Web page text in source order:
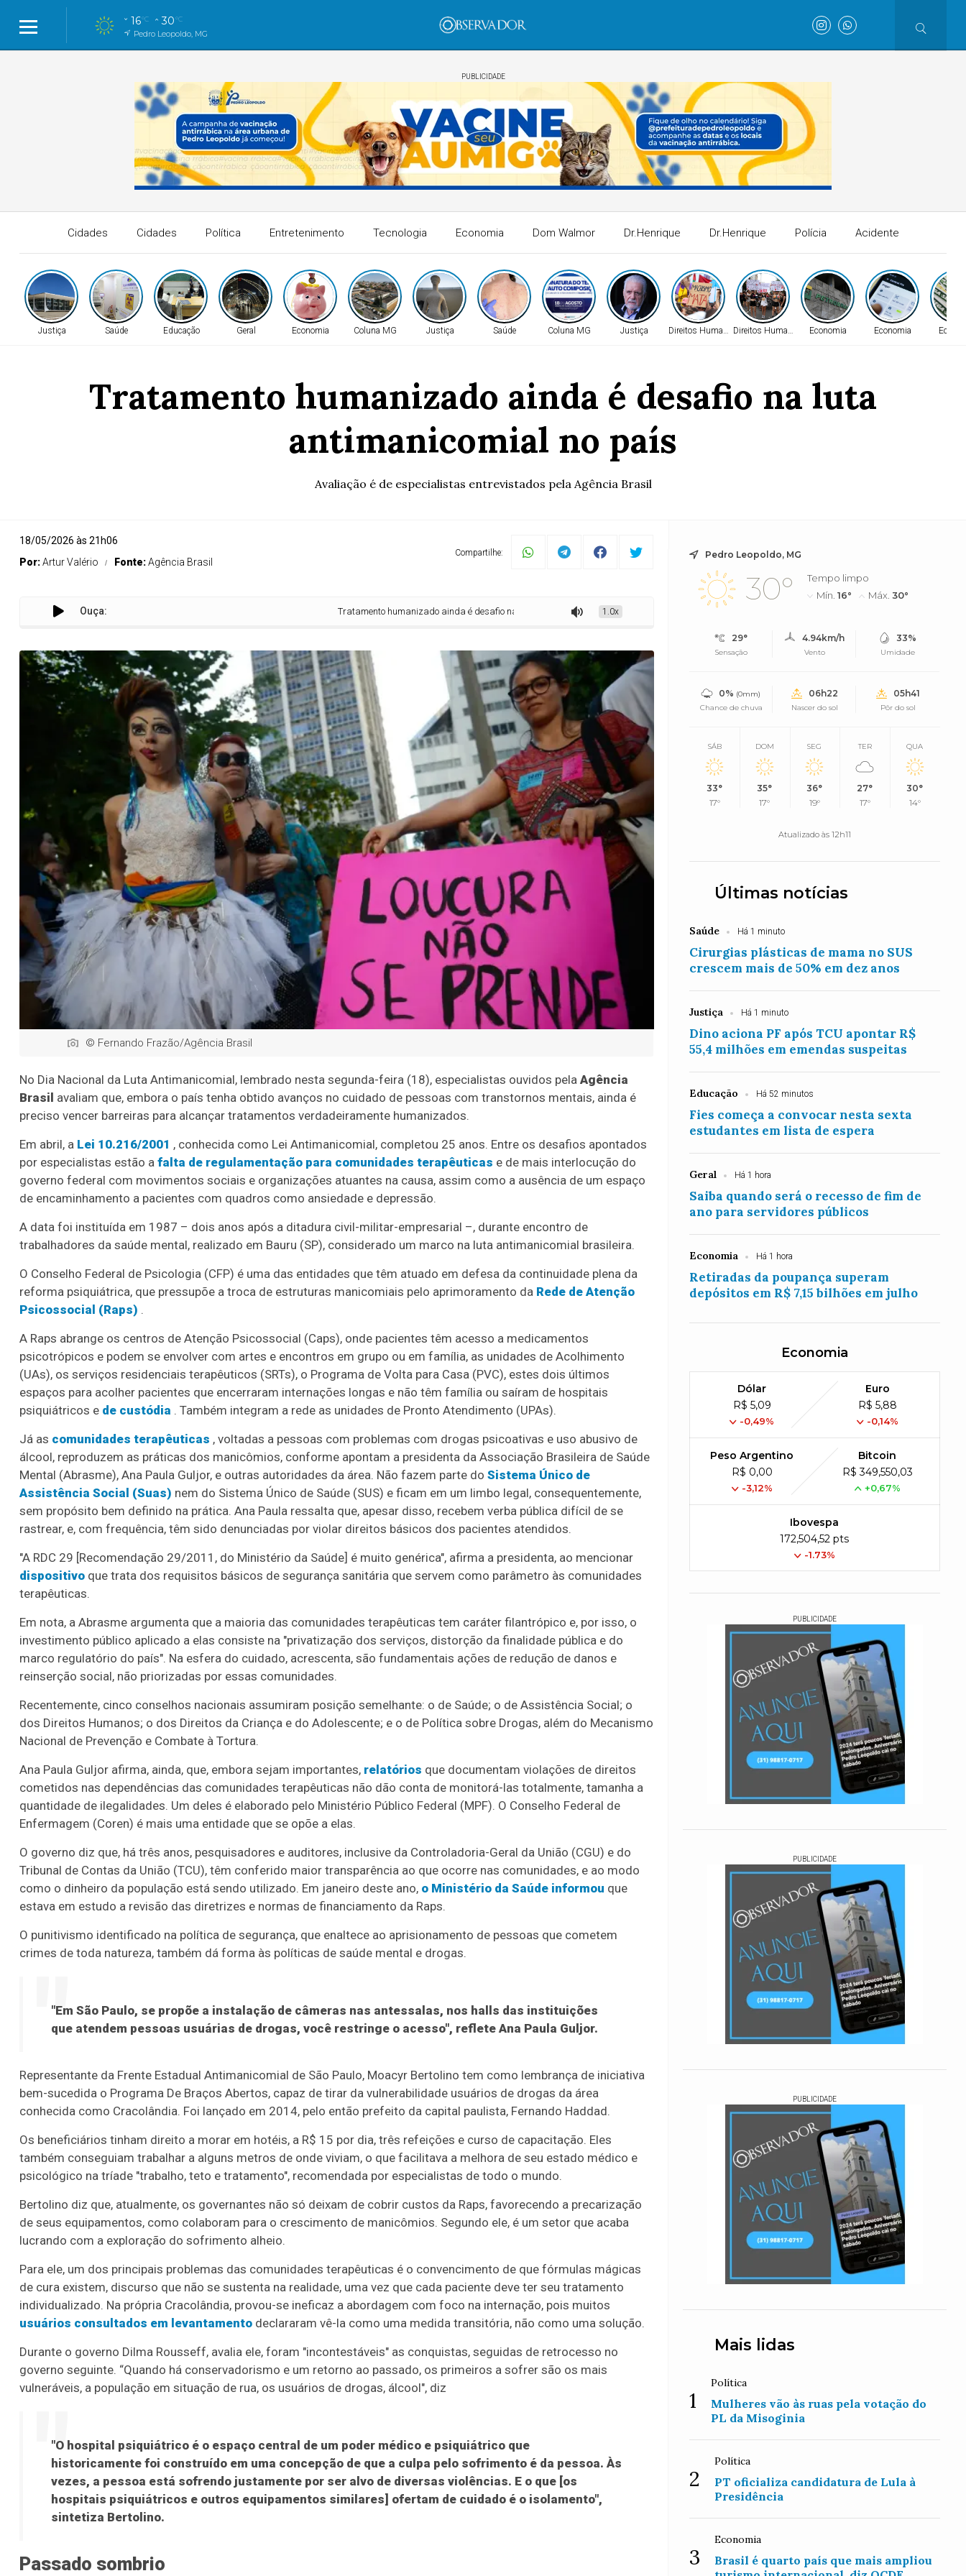
16°C 30°C
Pedro Leopoldo, MG
PUBLICIDADE
Cidades Cidades Política Entretenimento Tecnologia Economia Dom Walmor Dr.Henrique Dr.Henrique Polícia Acidente
Justiça Saúde Educação Geral Economia Coluna MG Justiça Saúde Coluna MG Justiça Direitos HumanosDireitos Humanos Economia Economia
Tratamento humanizado ainda é desafio na luta
antimanicomial no país
Avaliação é de especialistas entrevistados pela Agência Brasil
18/05/2026 às 21h06
Por:Artur Valério Fonte:Agência Brasil
Compartilhe:
Ouça: Tratamento humanizado ainda é desafio na luta antimanicomial no país 1.0x
© Fernando Frazão/Agência Brasil
No Dia Nacional da Luta Antimanicomial, lembrado nesta segunda-feira (18), especialistas ouvidos pela Agência
Brasil avaliam que, embora o país tenha obtido avanços no cuidado de pessoas com transtornos mentais, ainda é
preciso vencer barreiras para alcançar tratamentos verdadeiramente humanizados.
Em abril, a Lei 10.216/2001 , conhecida como Lei Antimanicomial, completou 25 anos. Entre os desafios apontados
por especialistas estão a falta de regulamentação para comunidades terapêuticas e de mais interlocução do
governo federal com movimentos sociais e organizações atuantes na causa, assim como a ausência de um espaço
de encaminhamento a pacientes com quadros como ansiedade e depressão.
A data foi instituída em 1987 – dois anos após a ditadura civil-militar-empresarial –, durante encontro de
trabalhadores da saúde mental, realizado em Bauru (SP), considerado um marco na luta antimanicomial brasileira.
O Conselho Federal de Psicologia (CFP) é uma das entidades que têm atuado em defesa da continuidade plena da
reforma psiquiátrica, que pressupõe a troca de estruturas manicomiais pelo aprimoramento da Rede de Atenção
Psicossocial (Raps) .
A Raps abrange os centros de Atenção Psicossocial (Caps), onde pacientes têm acesso a medicamentos
psicotrópicos e podem se envolver com artes e encontros em grupo ou em família, as unidades de Acolhimento
(UAs), os serviços residenciais terapêuticos (SRTs), o Programa de Volta para Casa (PVC), estes dois últimos
espaços para acolher pacientes que encerraram internações longas e não têm família ou saíram de hospitais
psiquiátricos e de custódia . Também integram a rede as unidades de Pronto Atendimento (UPAs).
Já as comunidades terapêuticas , voltadas a pessoas com problemas com drogas psicoativas e uso abusivo de
álcool, reproduzem as práticas dos manicômios, conforme apontam a presidenta da Associação Brasileira de Saúde
Mental (Abrasme), Ana Paula Guljor, e outras autoridades da área. Não fazem parte do Sistema Único de
Assistência Social (Suas) nem do Sistema Único de Saúde (SUS) e ficam em um limbo legal, consequentemente,
sem propósito bem definido na prática. Ana Paula ressalta que, apesar disso, recebem verba pública difícil de se
rastrear, e, com frequência, têm sido denunciadas por violar direitos básicos dos pacientes atendidos.
"A RDC 29 [Recomendação 29/2011, do Ministério da Saúde] é muito genérica", afirma a presidenta, ao mencionar
dispositivo que trata dos requisitos básicos de segurança sanitária que servem como parâmetro às comunidades
terapêuticas.
Em nota, a Abrasme argumenta que a maioria das comunidades terapêuticas tem caráter filantrópico e, por isso, o
investimento público aplicado a elas consiste na "privatização dos serviços, distorção da finalidade pública e do
marco regulatório do país". Na esfera do cuidado, acrescenta, são fundamentais ações de redução de danos e
reinserção social, não priorizadas por essas comunidades.
Recentemente, cinco conselhos nacionais assumiram posição semelhante: o de Saúde; o de Assistência Social; o
dos Direitos Humanos; o dos Direitos da Criança e do Adolescente; e o de Política sobre Drogas, além do Mecanismo
Nacional de Prevenção e Combate à Tortura.
Ana Paula Guljor afirma, ainda, que, embora sejam importantes, relatórios que documentam violações de direitos
cometidos nas dependências das comunidades terapêuticas não dão conta de monitorá-las totalmente, tamanha a
quantidade de ilegalidades. Um deles é elaborado pelo Ministério Público Federal (MPF). O Conselho Federal de
Enfermagem (Coren) é mais uma entidade que se opõe a elas.
O governo diz que, há três anos, pesquisadores e auditores, inclusive da Controladoria-Geral da União (CGU) e do
Tribunal de Contas da União (TCU), têm conferido maior transparência ao que ocorre nas comunidades, e ao modo
como o dinheiro da população está sendo utilizado. Em janeiro deste ano, o Ministério da Saúde informou que
estava em estudo a revisão das diretrizes e normas de financiamento da Raps.
O punitivismo identificado na política de segurança, que enaltece ao aprisionamento de pessoas que cometem
crimes de toda natureza, também dá forma às políticas de saúde mental e drogas.
"Em São Paulo, se propõe a instalação de câmeras nas antessalas, nos halls das instituições
que atendem pessoas usuárias de drogas, você restringe o acesso", reflete Ana Paula Guljor.
Representante da Frente Estadual Antimanicomial de São Paulo, Moacyr Bertolino tem como lembrança de iniciativa
bem-sucedida o Programa De Braços Abertos, capaz de tirar da vulnerabilidade usuários de drogas da área
conhecida como Cracolândia. Foi lançado em 2014, pelo então prefeito da capital paulista, Fernando Haddad.
Os beneficiários tinham direito a morar em hotéis, a R$ 15 por dia, três refeições e curso de capacitação. Eles
também conseguiam trabalhar a alguns metros de onde viviam, o que facilitava a melhora de seu estado médico e
psicológico na tríade "trabalho, teto e tratamento", recomendada por especialistas de todo o mundo.
Bertolino diz que, atualmente, os governantes não só deixam de cobrir custos da Raps, favorecendo a precarização
de seus equipamentos, como colaboram para o crescimento de manicômios. Segundo ele, é um setor que acaba
lucrando com a exploração do sofrimento alheio.
Para ele, um dos principais problemas das comunidades terapêuticas é o convencimento de que fórmulas mágicas
de cura existem, discurso que não se sustenta na realidade, uma vez que cada paciente deve ter seu tratamento
individualizado. Na própria Cracolândia, provou-se ineficaz a abordagem com foco na internação, pois muitos
usuários consultados em levantamento declararam vê-la como uma medida transitória, não como uma solução.
Durante o governo Dilma Rousseff, avalia ele, foram "incontestáveis" as conquistas, seguidas de retrocesso no
governo seguinte. “Quando há conservadorismo e um retorno ao passado, os primeiros a sofrer são os mais
vulneráveis, a população em situação de rua, os usuários de drogas, álcool", diz
"O hospital psiquiátrico é o espaço central de um poder médico e psiquiátrico que
historicamente foi construído em uma concepção de que a culpa pelo sofrimento é da pessoa. Às
vezes, a pessoa está sofrendo justamente por ser alvo de diversas violências. E o que [os
hospitais psiquiátricos e outros equipamentos similares] ofertam de cuidado é o isolamento",
sintetiza Bertolino.
Passado sombrio
Pedro Leopoldo, MG
30°
Tempo limpo
Mín.16° Máx.30°
29°
Sensação
4.94km/h
Vento
33%
Umidade
0% (0mm)
Chance de chuva
06h22
Nascer do sol
05h41
Pôr do sol
SÁB
33°
17°
DOM
35°
17°
SEG
36°
19°
TER
27°
17°
QUA
30°
14°
Atualizado às 12h11
Últimas notícias
Saúde Há 1 minuto
Cirurgias plásticas de mama no SUS
crescem mais de 50% em dez anos
Justiça Há 1 minuto
Dino aciona PF após TCU apontar R$
55,4 milhões em emendas suspeitas
Educação Há 52 minutos
Fies começa a convocar nesta sexta
estudantes em lista de espera
Geral Há 1 hora
Saiba quando será o recesso de fim de
ano para servidores públicos
Economia Há 1 hora
Retiradas da poupança superam
depósitos em R$ 7,15 bilhões em julho
Economia
Dólar
R$ 5,09
-0,49%
Euro
R$ 5,88
-0,14%
Peso Argentino
R$ 0,00
-3,12%
Bitcoin
R$ 349,550,03
+0,67%
Ibovespa
172,504,52 pts
-1.73%
PUBLICIDADE
PUBLICIDADE
PUBLICIDADE
Mais lidas
1
Política
Mulheres vão às ruas pela votação do
PL da Misoginia
2
Política
PT oficializa candidatura de Lula à
Presidência
3
Economia
Brasil é quarto país que mais ampliou